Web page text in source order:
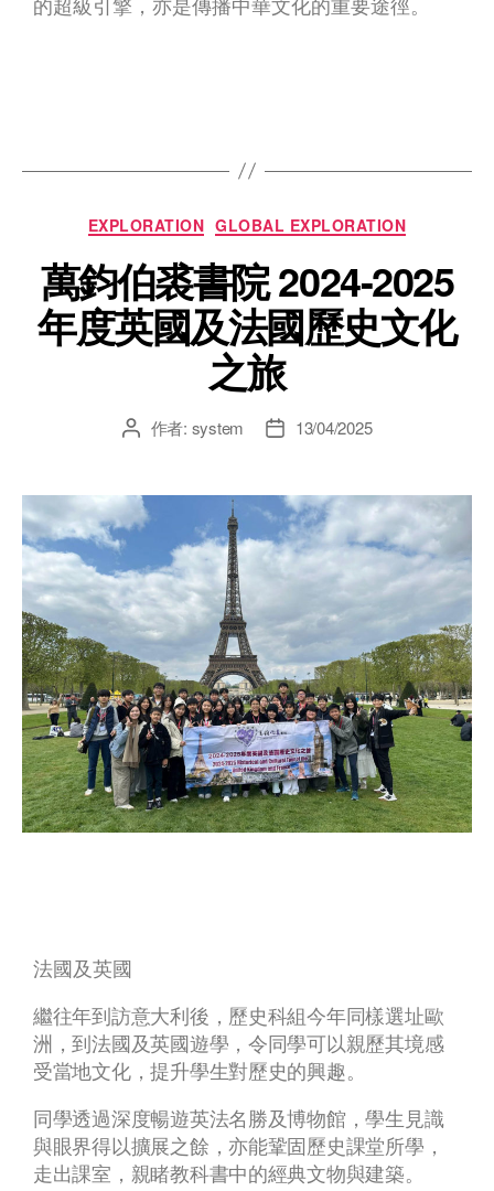
EXPLORATION GLOBAL EXPLORATION
萬鈞伯裘書院 2024-2025
年度英國及法國歷史文化
之旅
作者: system 13/04/2025
法國及英國
繼往年到訪意大利後，歷史科組今年同樣選址歐
洲，到法國及英國遊學，令同學可以親歷其境感
受當地文化，提升學生對歷史的興趣。
同學透過深度暢遊英法名勝及博物館，學生見識
與眼界得以擴展之餘，亦能鞏固歷史課堂所學，
走出課室，親睹教科書中的經典文物與建築。